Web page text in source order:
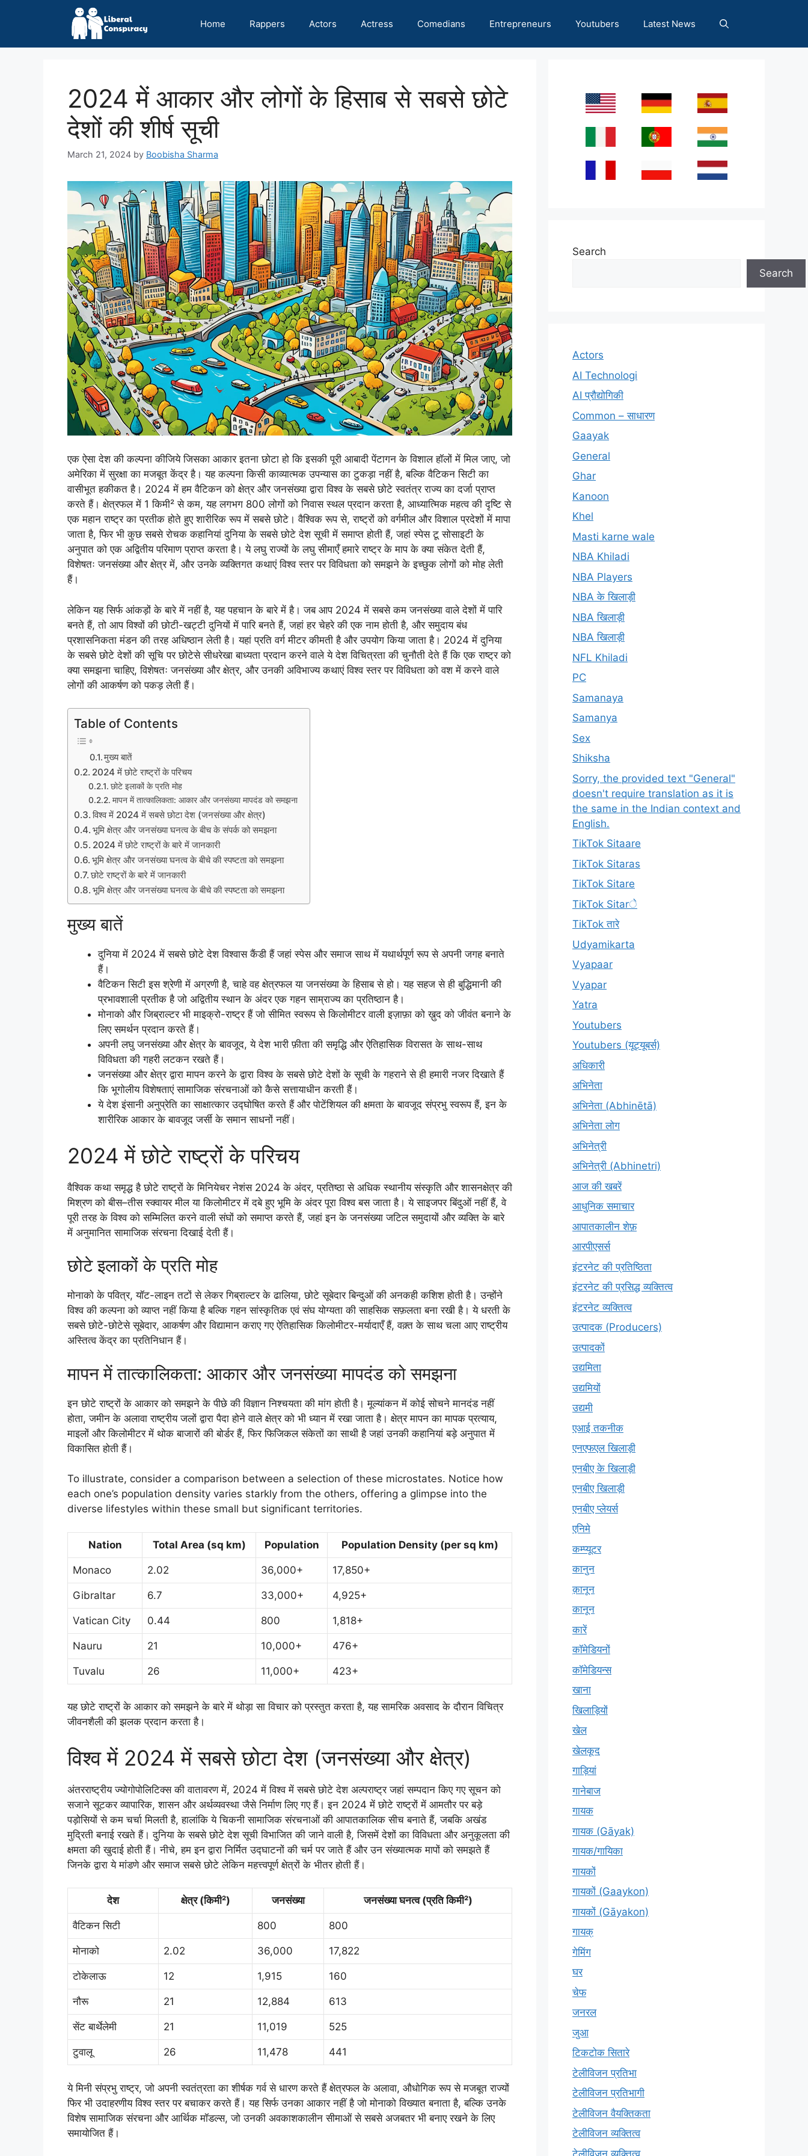
Home Rappers Actors Actress Comedians Entrepreneurs Youtubers Latest News
2024 में आकार और लोगों के हिसाब से सबसे छोटे
देशों की शीर्ष सूची
March 21, 2024 by Boobisha Sharma
एक ऐसा देश की कल्पना कीजिये जिसका आकार इतना छोटा हो कि इसकी पूरी आबादी पेंटागन के विशाल हॉलों में मिल जाए, जो
अमेरिका में सुरक्षा का मजबूत केंद्र है। यह कल्पना किसी काव्यात्मक उपन्यास का टुकड़ा नहीं है, बल्कि वैटिकन सिटी का
वासीभूत हकीकत है। 2024 में हम वैटिकन को क्षेत्र और जनसंख्या द्वारा विश्व के सबसे छोटे स्वतंत्र राज्य का दर्जा प्राप्त
करते हैं। क्षेत्रफल में 1 किमी² से कम, यह लगभग 800 लोगों को निवास स्थल प्रदान करता है, आध्यात्मिक महत्व की दृष्टि से
एक महान राष्ट्र का प्रतीक होते हुए शारीरिक रूप में सबसे छोटे। वैश्विक रूप से, राष्ट्रों को वर्गमील और विशाल प्रदेशों में मापा
जाता है, फिर भी कुछ सबसे रोचक कहानियां दुनिया के सबसे छोटे देश सूची में समाप्त होती हैं, जहां स्पेस टू सोसाइटी के
अनुपात को एक अद्वितीय परिमाण प्राप्त करता है। ये लघु राज्यों के लघु सीमाएँ हमारे राष्ट्र के माप के क्या संकेत देती हैं,
विशेषतः जनसंख्या और क्षेत्र में, और उनके व्यक्तिगत कथाएं विश्व स्तर पर विविधता को समझने के इच्छुक लोगों को मोह लेती
हैं।
लेकिन यह सिर्फ आंकड़ों के बारे में नहीं है, यह पहचान के बारे में है। जब आप 2024 में सबसे कम जनसंख्या वाले देशों में पारि
बनते हैं, तो आप विश्वों की छोटी-खट्टी दुनियों में पारि बनते हैं, जहां हर चेहरे की एक नाम होती है, और समुदाय बंध
प्रशासनिकता मंडन की तरह अधिष्ठान लेती है। यहां प्रति वर्ग मीटर कीमती है और उपयोग किया जाता है। 2024 में दुनिया
के सबसे छोटे देशों की सूचि पर छोटेसे सीधरेखा बाध्यता प्रदान करने वाले ये देश विचित्रता की चुनौती देते हैं कि एक राष्ट्र को
क्या समझना चाहिए, विशेषतः जनसंख्या और क्षेत्र, और उनकी अविभाज्य कथाएं विश्व स्तर पर विविधता को वश में करने वाले
लोगों की आकर्षण को पकड़ लेती हैं।
Table of Contents
मुख्य बातें
2024 में छोटे राष्ट्रों के परिचय
छोटे इलाकों के प्रति मोह
मापन में तात्कालिकता: आकार और जनसंख्या मापदंड को समझना
विश्व में 2024 में सबसे छोटा देश (जनसंख्या और क्षेत्र)
भूमि क्षेत्र और जनसंख्या घनत्व के बीच के संपर्क को समझना
2024 में छोटे राष्ट्रों के बारे में जानकारी
भूमि क्षेत्र और जनसंख्या घनत्व के बीचे की स्पष्टता को समझना
छोटे राष्ट्रों के बारे में जानकारी
भूमि क्षेत्र और जनसंख्या घनत्व के बीचे की स्पष्टता को समझना
मुख्य बातें
दुनिया में 2024 में सबसे छोटे देश विश्वास कैंडी हैं जहां स्पेस और समाज साथ में यथार्थपूर्ण रूप से अपनी जगह बनाते
हैं।
वैटिकन सिटी इस श्रेणी में अग्रणी है, चाहे वह क्षेत्रफल या जनसंख्या के हिसाब से हो। यह सहज से ही बुद्धिमानी की
प्रभावशाली प्रतीक है जो अद्वितीय स्थान के अंदर एक गहन साम्राज्य का प्रतिष्ठान है।
मोनाको और जिब्राल्टर भी माइक्रो-राष्ट्र हैं जो सीमित स्वरूप से किलोमीटर वाली इज़ाफ़ा को ख़ुद को जीवंत बनाने के
लिए समर्थन प्रदान करते हैं।
अपनी लघु जनसंख्या और क्षेत्र के बावजूद, ये देश भारी फ़ीता की समृद्धि और ऐतिहासिक विरासत के साथ-साथ
विविधता की गहरी लटकन रखते हैं।
जनसंख्या और क्षेत्र द्वारा मापन करने के द्वारा विश्व के सबसे छोटे देशों के सूची के गहराने से ही हमारी नजर दिखाते हैं
कि भूगोलीय विशेषताएं सामाजिक संरचनाओं को कैसे सत्तायाधीन करती हैं।
ये देश इंसानी अनुप्रेति का साक्षात्कार उद्घोषित करते हैं और पोटेंशियल की क्षमता के बावजूद संप्रभु स्वरूप हैं, इन के
शारीरिक आकार के बावजूद जर्सी के समान साधनों नहीं।
2024 में छोटे राष्ट्रों के परिचय
वैश्विक कथा समृद्ध है छोटे राष्ट्रों के मिनियेचर नेशंस 2024 के अंदर, प्रतिष्ठा से अधिक स्थानीय संस्कृति और शासनक्षेत्र की
मिश्रण को बीस–तीस स्क्वायर मील या किलोमीटर में दबे हुए भूमि के अंदर पूरा विश्व बस जाता है। ये साइज​​पर बिंदुओं नहीं हैं, वे
पूरी तरह के विश्व को सम्मिलित करने वाली संघों को समाप्त करते हैं, जहां इन के जनसंख्या जटिल समुदायों और व्यक्ति के बारे
में अनुमानित सामाजिक संरचना दिखाई देती हैं।
छोटे इलाकों के प्रति मोह
मोनाको के पवित्र, यॉट-लाइन तटों से लेकर गिब्राल्टर के ढालिया, छोटे सूबेदार बिन्दुओं की अनकही कशिश होती है। उन्होंने
विश्व की कल्पना को व्याप्त नहीं किया है बल्कि गहन सांस्कृतिक एवं संघ योग्यता की साहसिक सफ़लता बना रखी है। ये धरती के
सबसे छोटे-छोटेसे सूबेदार, आकर्षण और विद्यामान कराए गए ऐतिहासिक किलोमीटर-मर्यादाएँ हैं, वक़्त के साथ चला आए राष्ट्रीय
अस्तित्व केंद्र का प्रतिनिधान हैं।
मापन में तात्कालिकता: आकार और जनसंख्या मापदंड को समझना
इन छोटे राष्ट्रों के आकार को समझने के पीछे की विज्ञान निश्चयता की मांग होती है। मूल्यांकन में कोई सोचने मानदंड नहीं
होता, जमीन के अलावा राष्ट्रीय जलों द्वारा पैदा होने वाले क्षेत्र को भी ध्यान में रखा जाता है। क्षेत्र मापन का मापक प्रत्याय,
माइलों और किलोमीटर में थोक बाजारों की बोर्डर हैं, फिर फिजिकल संकेतों का साथी है जहां उनकी कहानियां बड़े अनुपात में
विकासित होती हैं।
To illustrate, consider a comparison between a selection of these microstates. Notice how
each one’s population density varies starkly from the others, offering a glimpse into the
diverse lifestyles within these small but significant territories.
Nation Total Area (sq km) Population Population Density (per sq km)
Monaco 2.02 36,000+ 17,850+
Gibraltar 6.7 33,000+ 4,925+
Vatican City 0.44 800 1,818+
Nauru 21 10,000+ 476+
Tuvalu 26 11,000+ 423+
यह छोटे राष्ट्रों के आकार को समझने के बारे में थोड़ा सा विचार को प्रस्तुत करता है, यह सामरिक अवसाद के दौरान विचित्र
जीवनशैली की झलक प्रदान करता है।
विश्व में 2024 में सबसे छोटा देश (जनसंख्या और क्षेत्र)
अंतरराष्ट्रीय ज्योगोपोलिटिक्स की वातावरण में, 2024 में विश्व में सबसे छोटे देश अल्पराष्ट्र जहां सम्पदान किए गए सूचन को
सजाने सूटकर व्यापारिक, शासन और अर्थव्यवस्था जैसे निर्माण लिए गए हैं। इन 2024 में छोटे राष्ट्रों में आमतौर पर बड़े
पड़ोसियों से कम चर्चा मिलती है, हालांकि ये चिकनी सामाजिक संरचनाओं की आपातकालिक सीच बनाते हैं, जबकि अखंड
मुद्रिती बनाई रखते हैं। दुनिया के सबसे छोटे देश सूची विभाजित की जाने वाली है, जिसमें देशों का विविधता और अनुकूलता की
क्षमता की खुदाई होती हैं। नीचे, हम इन द्वारा निर्मित उद्घाटनों की चर्म पर जाते हैं और उन संख्यात्मक मापों को समझते हैं
जिनके द्वारा ये मांडणे और समाज सबसे छोटे लेकिन महत्त्वपूर्ण क्षेत्रों के भीतर होती हैं।
देश क्षेत्र (किमी²) जनसंख्या जनसंख्या घनत्व (प्रति किमी²)
वैटिकन सिटी 800 800
मोनाको 2.02 36,000 17,822
टोकेलाऊ 12 1,915 160
नौरू 21 12,884 613
सेंट बार्थेलेमी 21 11,019 525
टुवालू 26 11,478 441
ये मिनी संप्रभु राष्ट्र, जो अपनी स्वतंत्रता का शीर्षक गर्व से धारण करते हैं क्षेत्रफल के अलावा, औधोगिक रूप से मजबूत राज्यों
फिर भी उदाहरणीय विश्व स्तर पर बचाकर करते हैं। यह सिर्फ उनका आकार नहीं है जो मोनाको विख्यात बनाता है, बल्कि उनके
विशेष सामाजिक संरचना और आर्थिक मॉडल्स, जो उनकी अवकाशकालीन सीमाओं से सबसे अजबतर भी बनाए रखने के लिए
समायोजित हैं।
Search
Search
Actors
AI Technologi
AI प्रौद्योगिकी
Common – साधारण
Gaayak
General
Ghar
Kanoon
Khel
Masti karne wale
NBA Khiladi
NBA Players
NBA के खिलाड़ी
NBA खिलाड़ी
NBA खिलाड़ी
NFL Khiladi
PC
Samanaya
Samanya
Sex
Shiksha
Sorry, the provided text "General"
doesn't require translation as it is
the same in the Indian context and
English.
TikTok Sitaare
TikTok Sitaras
TikTok Sitare
TikTok Sitarे
TikTok तारे
Udyamikarta
Vyapaar
Vyapar
Yatra
Youtubers
Youtubers (यूट्यूबर्स)
अधिकारी
अभिनेता
अभिनेता (Abhinētā)
अभिनेता लोग
अभिनेत्री
अभिनेत्री (Abhinetri)
आज की खबरें
आधुनिक समाचार
आपातकालीन शेफ़
आरपीएसर्स
इंटरनेट की प्रतिष्ठिता
इंटरनेट की प्रसिद्ध व्यक्तित्व
इंटरनेट व्यक्तित्व
उत्पादक (Producers)
उत्पादकों
उद्यमिता
उद्यमियों
उद्यमी
एआई तकनीक
एनएफएल खिलाड़ी
एनबीए के खिलाड़ी
एनबीए खिलाड़ी
एनबीए प्लेयर्स
एनिमे
कम्प्यूटर
कानुन
क़ानून
कानून
कारें
कॉमेडियनों
कॉमेडियन्स
खाना
खिलाड़ियों
खेल
खेलकूद
गाड़ियां
गानेबाज
गायक
गायक (Gāyak)
गायक/गायिका
गायकों
गायकों (Gaaykon)
गायकों (Gāyakon)
गायक्
गेमिंग
घर
चेफ
जनरल
जुआ
टिकटोक सितारे
टेलीविजन प्रतिभा
टेलीविजन प्रतिभागी
टेलीविजन वैयक्तिकता
टेलीविजन व्यक्तित्व
टेलीविज़न व्यक्तित्व